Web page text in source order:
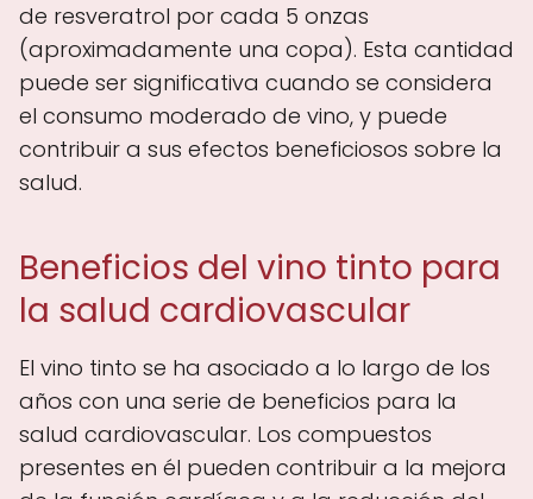
de resveratrol por cada 5 onzas
(aproximadamente una copa). Esta cantidad
puede ser significativa cuando se considera
el consumo moderado de vino, y puede
contribuir a sus efectos beneficiosos sobre la
salud.
Beneficios del vino tinto para
la salud cardiovascular
El vino tinto se ha asociado a lo largo de los
años con una serie de beneficios para la
salud cardiovascular. Los compuestos
presentes en él pueden contribuir a la mejora